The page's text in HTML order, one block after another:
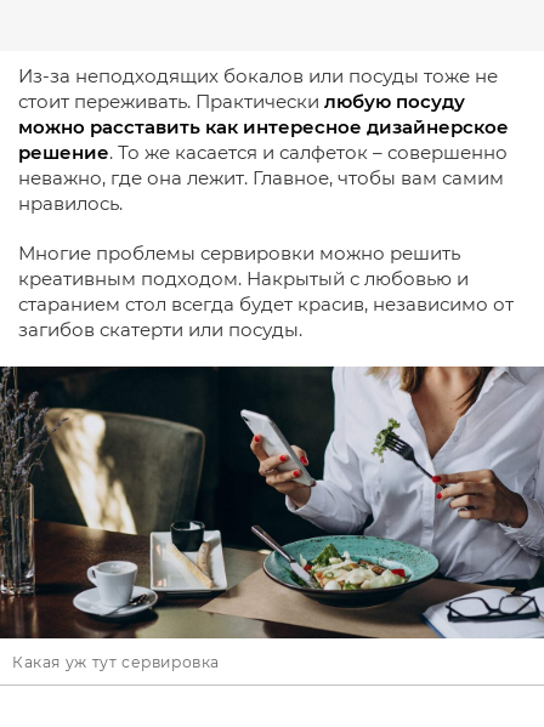
Из-за неподходящих бокалов или посуды тоже не
стоит переживать. Практически любую посуду
можно расставить как интересное дизайнерское
решение. То же касается и салфеток – совершенно
неважно, где она лежит. Главное, чтобы вам самим
нравилось.
Многие проблемы сервировки можно решить
креативным подходом. Накрытый с любовью и
старанием стол всегда будет красив, независимо от
загибов скатерти или посуды.
Какая уж тут сервировка